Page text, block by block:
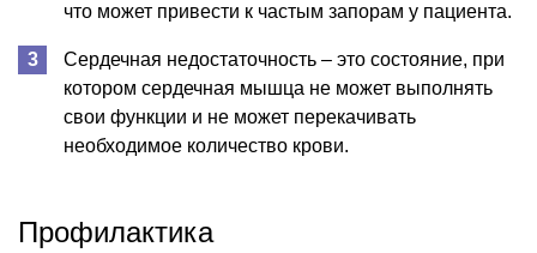
что может привести к частым запорам у пациента.
Сердечная недостаточность – это состояние, при
котором сердечная мышца не может выполнять
свои функции и не может перекачивать
необходимое количество крови.
Профилактика